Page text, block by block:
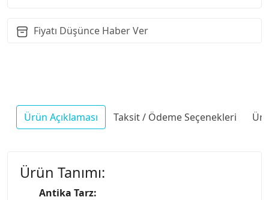
Fiyatı Düşünce Haber Ver
Ürün Açıklaması Taksit / Ödeme Seçenekleri
Ürün Tanımı:
Antika Tarz: